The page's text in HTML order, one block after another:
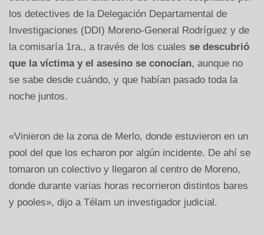
los detectives de la Delegación Departamental de
Investigaciones (DDI) Moreno-General Rodríguez y de
la comisaría 1ra., a través de los cuales se descubrió
que la víctima y el asesino se conocían, aunque no
se sabe desde cuándo, y que habían pasado toda la
noche juntos.
«Vinieron de la zona de Merlo, donde estuvieron en un
pool del que los echaron por algún incidente. De ahí se
tomaron un colectivo y llegaron al centro de Moreno,
donde durante varias horas recorrieron distintos bares
y pooles», dijo a Télam un investigador judicial.